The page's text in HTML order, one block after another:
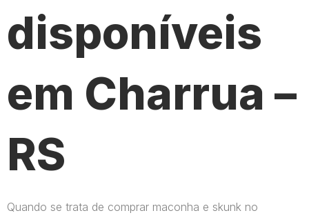
disponíveis
em Charrua –
RS
Quando se trata de comprar maconha e skunk no